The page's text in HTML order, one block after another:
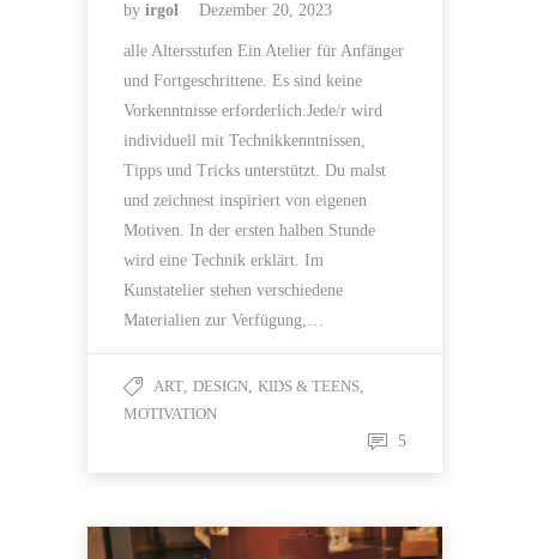
by irgol Dezember 20, 2023
alle Altersstufen Ein Atelier für Anfänger
und Fortgeschrittene. Es sind keine
Vorkenntnisse erforderlich.Jede/r wird
individuell mit Technikkenntnissen,
Tipps und Tricks unterstützt. Du malst
und zeichnest inspiriert von eigenen
Motiven. In der ersten halben Stunde
wird eine Technik erklärt. Im
Kunstatelier stehen verschiedene
Materialien zur Verfügung,…
ART, DESIGN, KIDS & TEENS,
MOTIVATION
5